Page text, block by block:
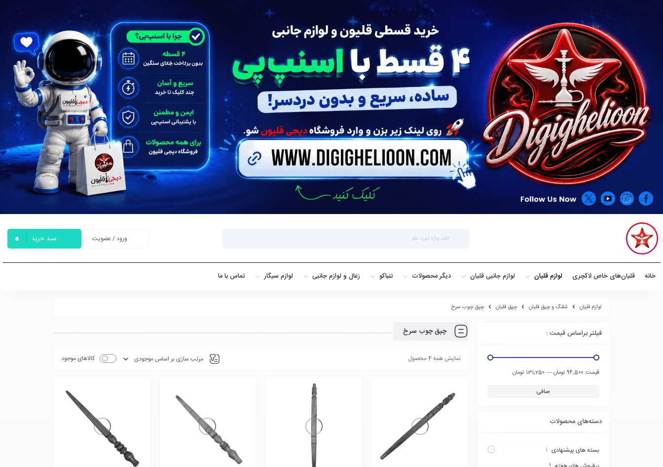
ورود / عضویت سبد خرید 0
خانه قلیان‌های خاص لاکچری لوازم قلیان لوازم جانبی قلیان دیگر محصولات تنباکو زغال و لوازم جانبی لوازم سیگار تماس با ما
لوازم قلیان شلنگ و چپق قلیان چپق قلیان چپق چوب سرخ
چپق چوب سرخ
نمایش همه 4 محصول کالاهای موجود
فیلتر براساس قیمت :
صافی
قيمت: 94,500 تومان —131,250 تومان
دسته‌های محصولات
بسته های پیشنهادی ۱